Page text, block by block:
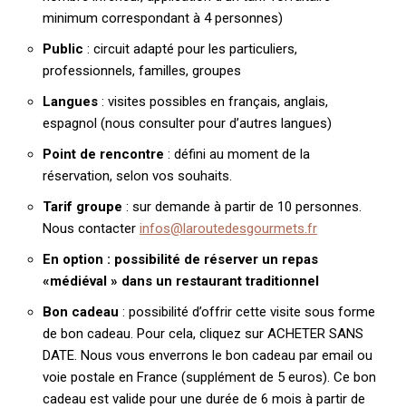
minimum correspondant à 4 personnes)
Public : circuit adapté pour les particuliers,
professionnels, familles, groupes
Langues : visites possibles en français, anglais,
espagnol (nous consulter pour d’autres langues)
Point de rencontre : défini au moment de la
réservation, selon vos souhaits.
Tarif groupe : sur demande à partir de 10 personnes.
Nous contacter infos@laroutedesgourmets.fr
En option : possibilité de réserver un repas
«médiéval » dans un restaurant traditionnel
Bon cadeau : possibilité d’offrir cette visite sous forme
de bon cadeau. Pour cela, cliquez sur ACHETER SANS
DATE. Nous vous enverrons le bon cadeau par email ou
voie postale en France (supplément de 5 euros). Ce bon
cadeau est valide pour une durée de 6 mois à partir de